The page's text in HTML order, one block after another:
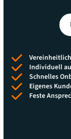
Individuell
Schnelles
Eigenes
Feste